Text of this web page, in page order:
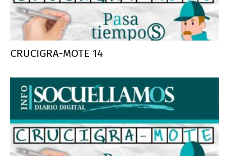
CRUCIGRA-MOTE 14